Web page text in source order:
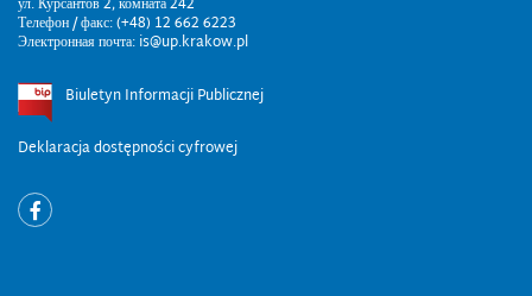
Телефон / факс: (+48) 12 662 6223
Электронная почта: is@up.krakow.pl
Biuletyn Informacji Publicznej
Deklaracja dostępności cyfrowej